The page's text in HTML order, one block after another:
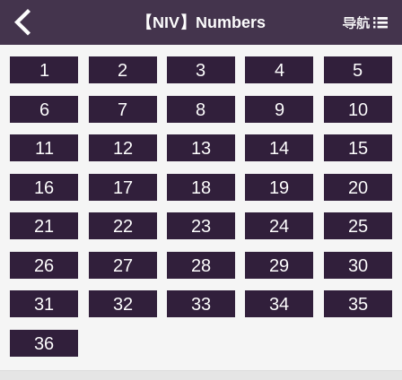
【NIV】Numbers
1 2 3 4
5
6
7 8 9
10
11
12 13 14
15
16
17 18 19
20
21
22 23 24
25
26
27 28 29
30
31
32 33 34
35
36